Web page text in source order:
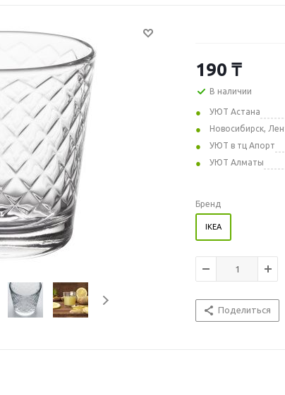
190 ₸
В наличии
УЮТ Астана
Новосибирск,
УЮТ в тц Апорт
УЮТ Алматы
Бренд
IKEA
Поделиться